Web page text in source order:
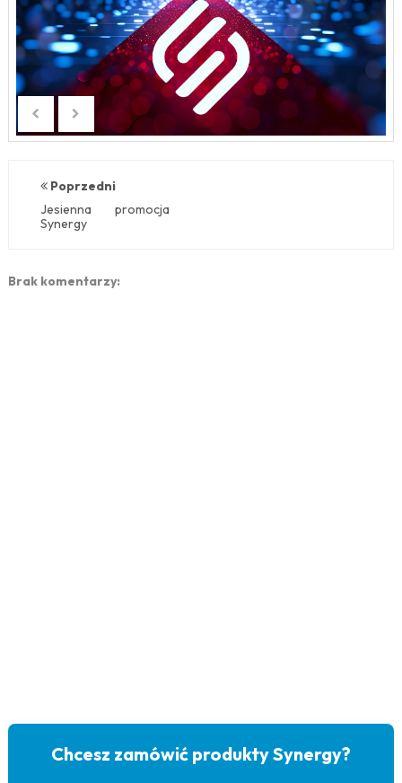
Poprzedni
Jesienna promocja
Synergy
Brak komentarzy:
Chcesz zamówić produkty Synergy?